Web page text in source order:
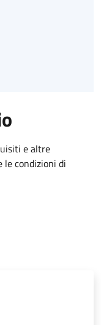
e altre
condizioni di